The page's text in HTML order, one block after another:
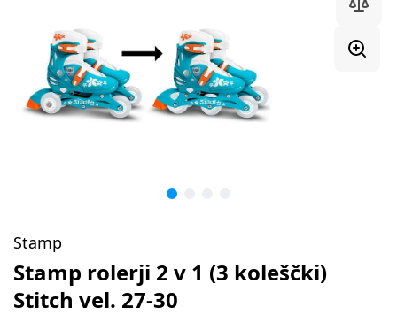
Stamp
Stamp rolerji 2 v 1 (3 koleščki)
Stitch vel. 27-30